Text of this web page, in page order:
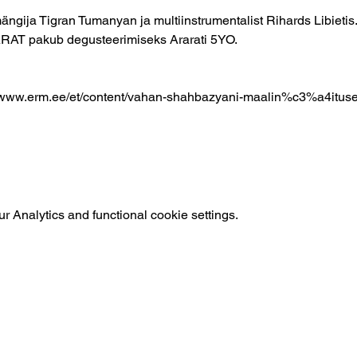
Tigran Tumanyan ja multiinstrumentalist Rihards
pakub degusteerimiseks Ararati 5YO.
et/content/vahan-shahbazyani-
Analytics and functional cookie settings.